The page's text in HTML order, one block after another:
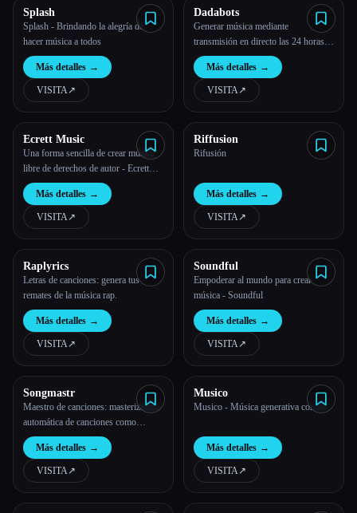
Splash
Splash - Brindando la alegría de
hacer música a todos
Más detalles →
VISITA↗︎
Dadabots
Generar música mediante
transmisión en directo las 24 horas
del día, los 7 días de la semana
Más detalles →
VISITA↗︎
Ecrett Music
Una forma sencilla de crear música
libre de derechos de autor - Ecrett
Music
Más detalles →
VISITA↗︎
Riffusion
Rifusión
Más detalles →
VISITA↗︎
Raplyrics
Letras de canciones: genera tus
remates de la música rap.
Más detalles →
VISITA↗︎
Soundful
Empoderar al mundo para crear
música - Soundful
Más detalles →
VISITA↗︎
Songmastr
Maestro de canciones: masterización
automática de canciones como
referencia
Más detalles →
VISITA↗︎
Musico
Musico - Música generativa con IA
Más detalles →
VISITA↗︎